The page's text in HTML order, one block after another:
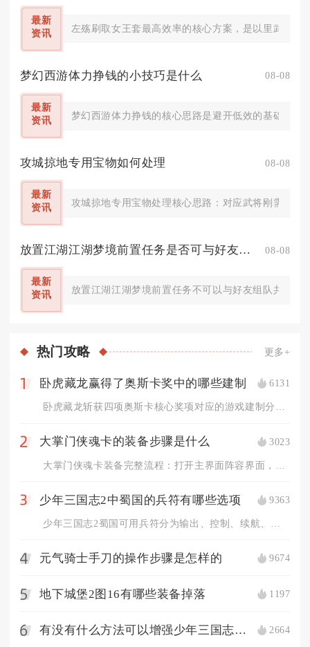
最新
资讯
左殇刷取女王套最高效率的核心方案，是以里武林
梦幻西游体力挣钱的小技巧是什么 08-08
最新
资讯
梦幻西游体力挣钱的核心思路是避开低效的基础兑
攻城掠地专用宝物如何处理 08-08
最新
资讯
攻城掠地专用宝物处理核心思路：对应武将刚需宝
放置江湖江湖梦境前置任务是否可与好友一起完成 08-08
最新
资讯
放置江湖江湖梦境前置任务不可以与好友组队共同
热门攻略 更多+
卧虎藏龙赢得了奥斯卡奖中的哪些建制 6131
2 大掌门侠魂卡的装备步骤是什么 3023
3 少年三国志2中蜀国的兵符有哪些选项 9363
4 元气骑士手刀的操作步骤是怎样的 9674
5 地下城堡2图16有哪些装备掉落 1197
6 有没有什么方法可以增强少年三国志中角色的闪避效果 2664